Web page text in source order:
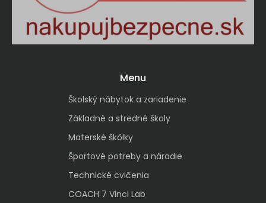
Menu
Školský nábytok a zariadenie
Základné a stredné školy
Materské škôlky
Športové potreby a náradie
Technické cvičenia
COACH 7 Vinci Lab